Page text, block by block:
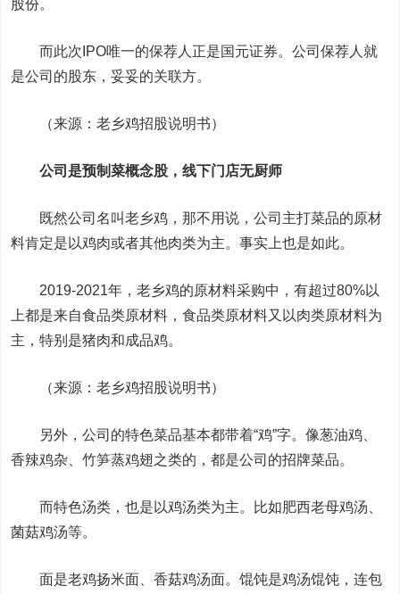
股份。
而此次IPO唯一的保荐人正是国元证券。公司保荐人就
是公司的股东，妥妥的关联方。
（来源：老乡鸡招股说明书）
公司是预制菜概念股，线下门店无厨师
既然公司名叫老乡鸡，那不用说，公司主打菜品的原材
料肯定是以鸡肉或者其他肉类为主。事实上也是如此。
2019-2021年，老乡鸡的原材料采购中，有超过80%以
上都是来自食品类原材料，食品类原材料又以肉类原材料为
主，特别是猪肉和成品鸡。
（来源：老乡鸡招股说明书）
另外，公司的特色菜品基本都带着“鸡”字。像葱油鸡、
香辣鸡杂、竹笋蒸鸡翅之类的，都是公司的招牌菜品。
而特色汤类，也是以鸡汤类为主。比如肥西老母鸡汤、
菌菇鸡汤等。
面是老鸡扬米面、香菇鸡汤面。馄饨是鸡汤馄饨，连包